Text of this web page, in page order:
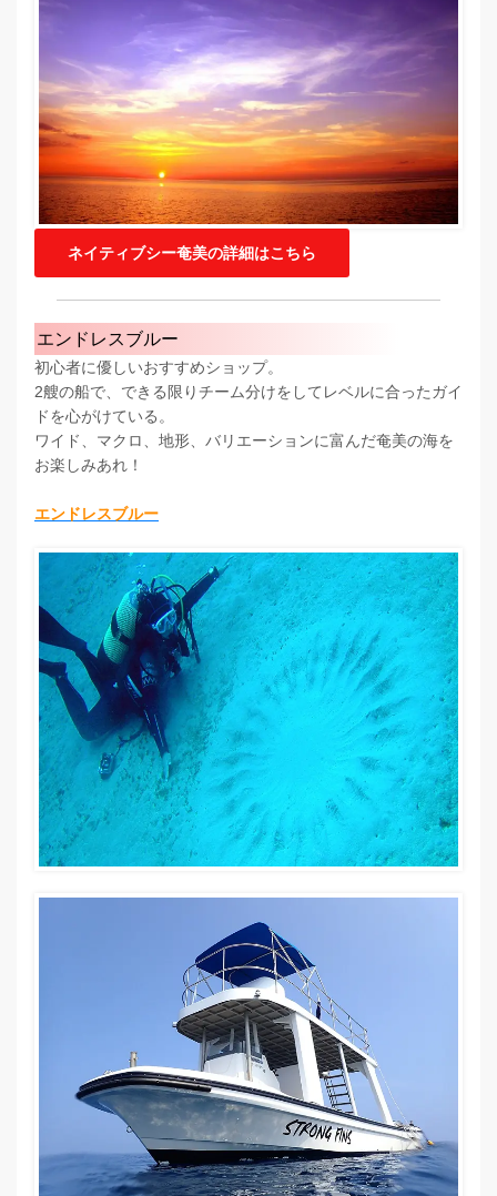
ネイティブシー奄美の詳細はこちら
エンドレスブルー
初心者に優しいおすすめショップ。
2艘の船で、できる限りチーム分けをしてレベルに合ったガイ
ドを心がけている。
ワイド、マクロ、地形、バリエーションに富んだ奄美の海を
お楽しみあれ！
エンドレスブルー